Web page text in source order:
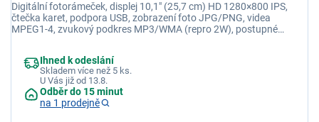
Digitální fotorámeček, displej 10,1" (25,7 cm) HD 1280×800 IPS,
čtečka karet, podpora USB, zobrazení foto JPG/PNG, videa
MPEG1-4, zvukový podkres MP3/WMA (repro 2W), postupné
Ihned k odeslání
Skladem více než 5 ks.
U Vás již od 13.8.
Odběr do 15 minut
na 1 prodejně